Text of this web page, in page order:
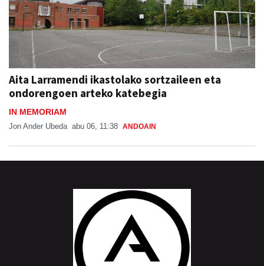
Aita Larramendi ikastolako sortzaileen eta
ondorengoen arteko katebegia
IN MEMORIAM
Jon Ander Ubeda abu 06, 11:38 ANDOAIN